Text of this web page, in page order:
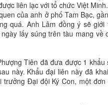
liên lạc với tổ chức Việt
của anh ở phố Tam Bạc,
quá. Anh Lâm đồng ý sẽ giới
lấy súng trên tàu mang về
Tiên đã đưa được 1 khẩu
này. Khẩu đại liên này đã
Đại đội Ký Con, một đơn